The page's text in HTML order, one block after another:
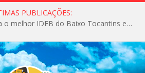
PUBLICAÇÕES:
Igarapé-Miri conquista o melhor IDEB do Baixo Tocantins e avança na qualidade da educação pública